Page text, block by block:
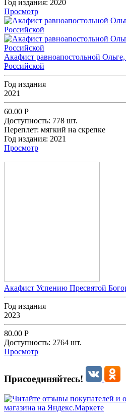
Год издания: 2020
Просмотр
Акафист равноапостольной
Российской
Год издания
2021
60.00 Р
Доступность: 778 шт.
Переплет: мягкий на скрепке
Год издания: 2021
Просмотр
Акафист Успению Пресвятой
Год издания
2023
80.00 Р
Доступность: 2764 шт.
Просмотр
Присоединяйтесь!